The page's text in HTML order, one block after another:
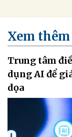
Xem
Trung tâm
dụng AI để
dọa